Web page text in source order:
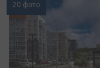
20 фото